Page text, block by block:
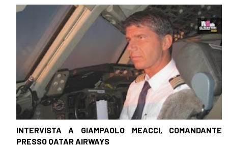
INTERVISTA A GIAMPAOLO MEACCI, COMANDANTE
PRESSO QATAR AIRWAYS